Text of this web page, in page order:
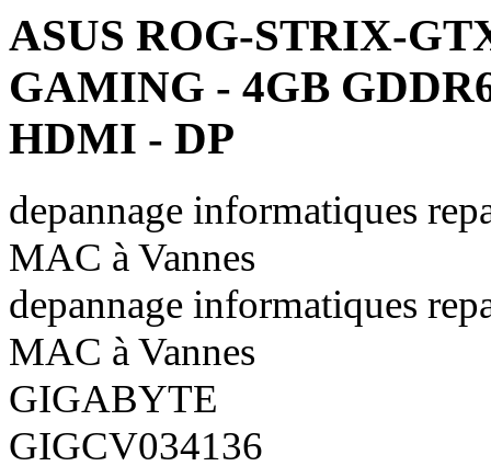
ASUS ROG-STRIX-
GAMING - 4GB
HDMI - DP
depannage informatiques
MAC à Vannes
depannage informatiques
MAC à Vannes
GIGABYTE
GIGCV034136